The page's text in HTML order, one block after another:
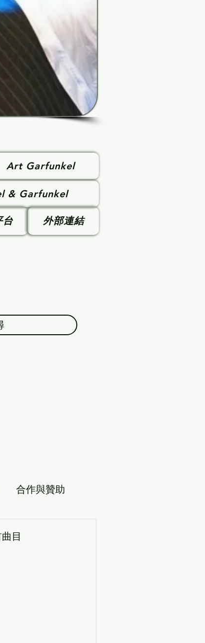
Art Garfunkel
& Garfunkel
台 外部連結
合作與贊助
目